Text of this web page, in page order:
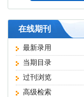
在线期刊
最新录用
当期目录
过刊浏览
高级检索